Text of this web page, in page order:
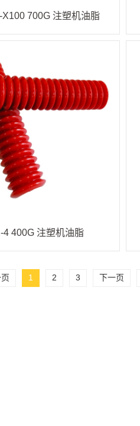
700G 注塑机油脂
4 400G 注塑机油脂
页 1 2 3 下一页